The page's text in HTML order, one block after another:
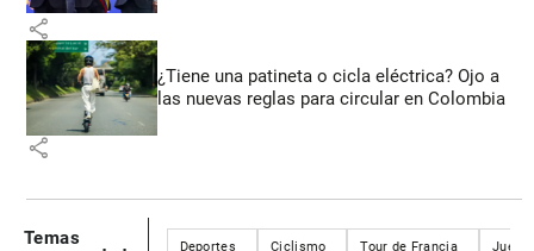
share
¿Tiene una patineta o cicla eléctrica? Ojo a
las nuevas reglas para circular en Colombia
share
Temas
Deportes Ciclismo Tour de Francia